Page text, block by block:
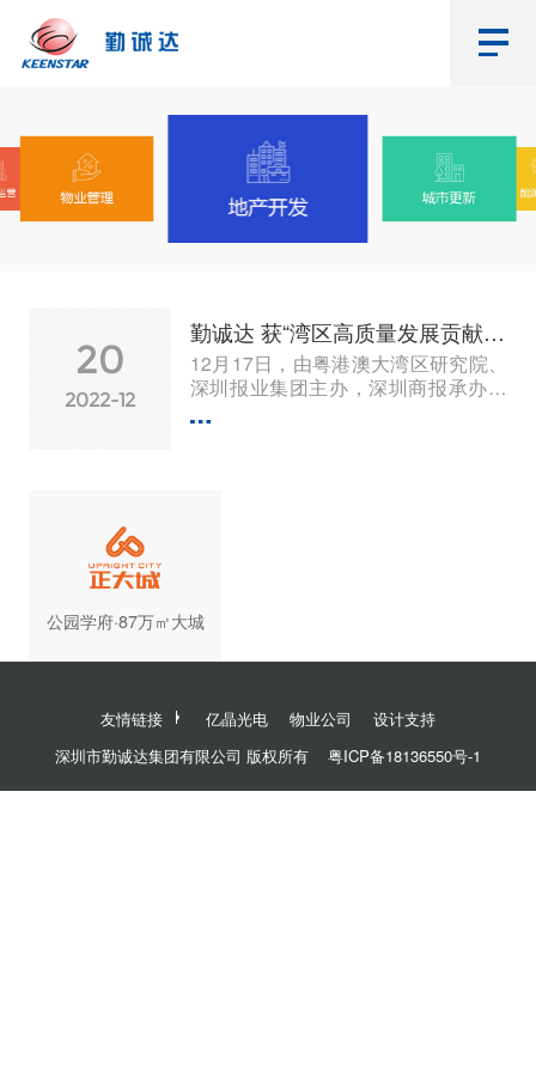
20
2022-12
勤诚达 获“湾区高质量发展贡献奖·品质影...
12月17日，由粤港澳大湾区研究院、
深圳报业集团主办，深圳商报承办的
公园学府·87万㎡大城
友情链接 亿晶光电 物业公司
设计支持
深圳市勤诚达集团有限公司 版权所有
粤ICP备18136550号-1